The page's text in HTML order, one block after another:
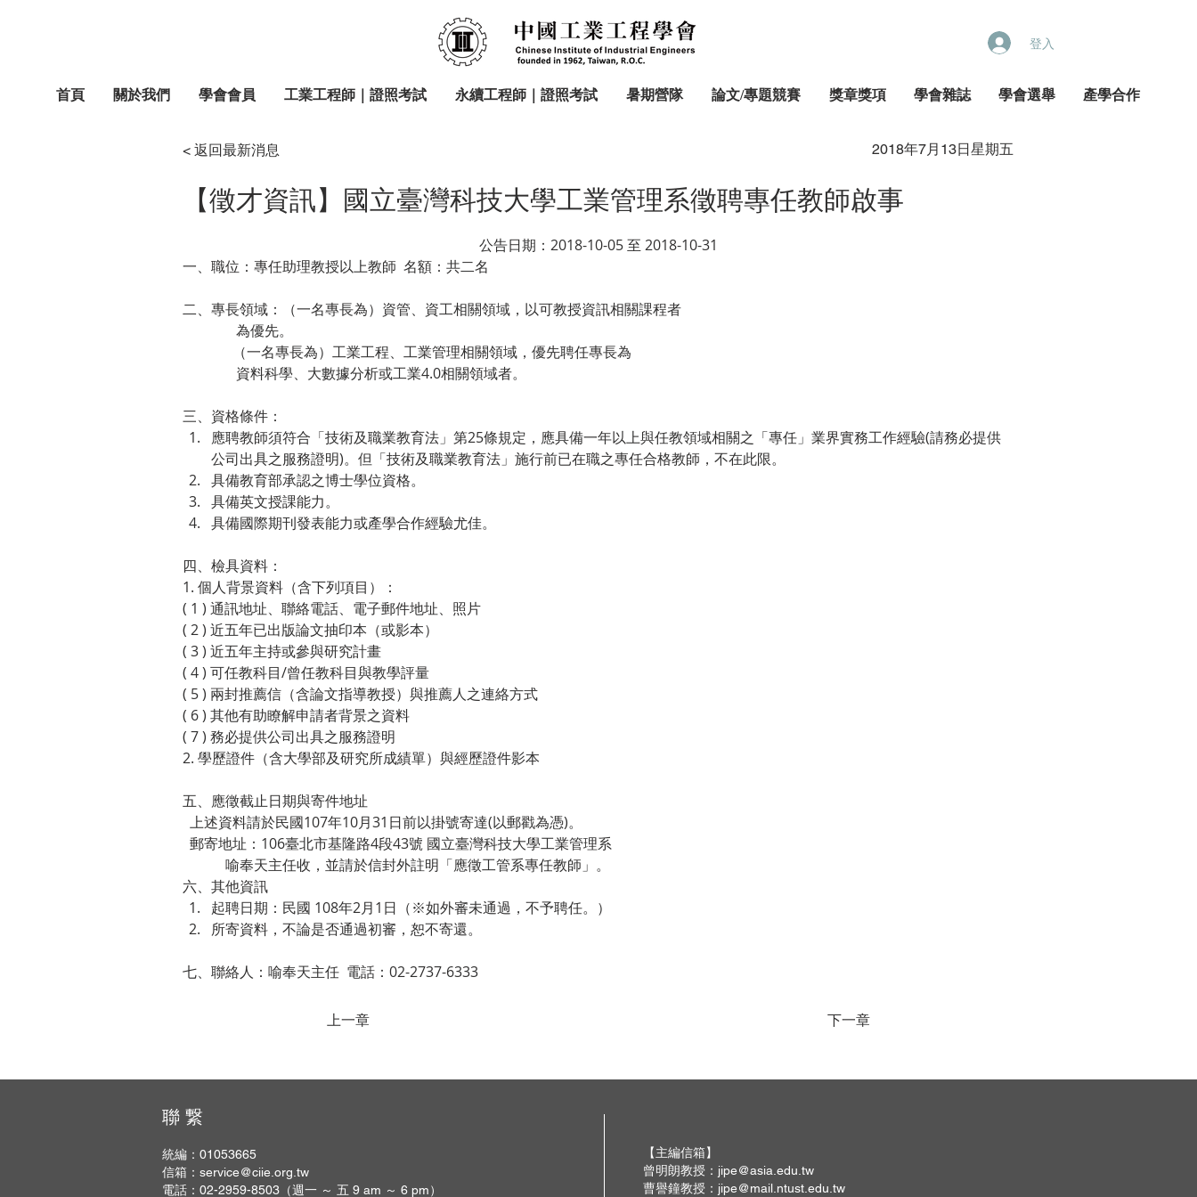
登入
首頁 關於我們 學會會員 工業工程師｜證照考試 永續工程師｜證照考試 暑期營隊 論文/專題競賽 獎章獎項 學會雜誌 學會選舉 產學合作
< 返回最新消息 2018年7月13日星期五
【徵才資訊】國立臺灣科技大學工業管理系徵聘專任教師啟事
公告日期：2018-10-05 至 2018-10-31
一、職位：專任助理教授以上教師  名額：共二名
二、專長領域：（一名專長為）資管、資工相關領域，以可教授資訊相關課程者
為優先。
（一名專長為）工業工程、工業管理相關領域，優先聘任專長為
資料科學、大數據分析或工業4.0相關領域者。
三、資格條件：
應聘教師須符合「技術及職業教育法」第25條規定，應具備一年以上與任教領域相關之「專任」業界實務工作經驗(請務必提供
公司出具之服務證明)。但「技術及職業教育法」施行前已在職之專任合格教師，不在此限。
具備教育部承認之博士學位資格。
具備英文授課能力。
具備國際期刊發表能力或產學合作經驗尤佳。
四、檢具資料：
1. 個人背景資料（含下列項目）：
( 1 ) 通訊地址、聯絡電話、電子郵件地址、照片
( 2 ) 近五年已出版論文抽印本（或影本）
( 3 ) 近五年主持或參與研究計畫
( 4 ) 可任教科目/曾任教科目與教學評量
( 5 ) 兩封推薦信（含論文指導教授）與推薦人之連絡方式
( 6 ) 其他有助瞭解申請者背景之資料
( 7 ) 務必提供公司出具之服務證明
2. 學歷證件（含大學部及研究所成績單）與經歷證件影本
五、應徵截止日期與寄件地址
上述資料請於民國107年10月31日前以掛號寄達(以郵戳為憑)。
郵寄地址：106臺北市基隆路4段43號 國立臺灣科技大學工業管理系
喻奉天主任收，並請於信封外註明「應徵工管系專任教師」。
六、其他資訊
起聘日期：民國 108年2月1日（※如外審未通過，不予聘任。）
所寄資料，不論是否通過初審，恕不寄還。
七、聯絡人：喻奉天主任  電話：02-2737-6333
上一章 下一章
聯 繋
統編：01053665
信箱： service@ciie.org.tw
電話：02-2959-8503（週一 ～ 五 9 am ～ 6 pm）
【主編信箱】
曾明朗教授： jipe@asia.edu.tw
曹譽鐘教授： jipe@mail.ntust.edu.tw